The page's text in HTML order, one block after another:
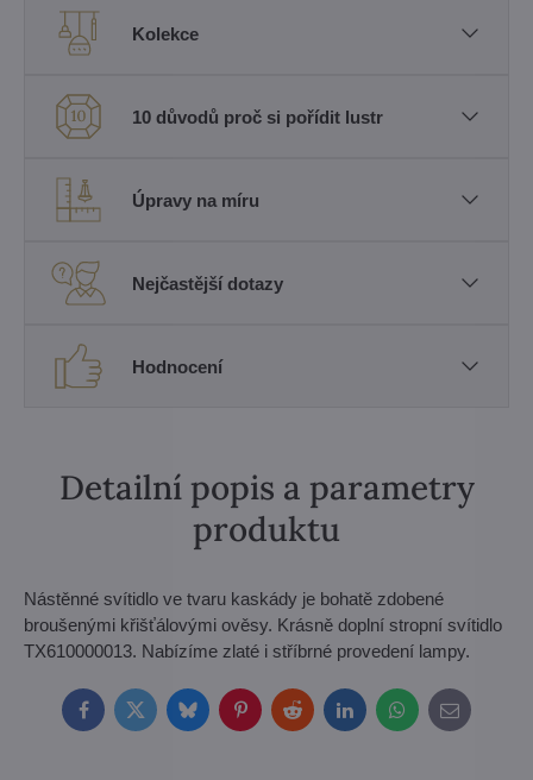
Kolekce
10 důvodů proč si pořídit lustr
Úpravy na míru
Nejčastější dotazy
Hodnocení
Detailní popis a parametry
produktu
Nástěnné svítidlo ve tvaru kaskády je bohatě zdobené
broušenými křišťálovými ověsy. Krásně doplní stropní svítidlo
TX610000013. Nabízíme zlaté i stříbrné provedení lampy.
FacebookTwitterBlueskyPinterestRedditLinkedInWhatsApp
E-
mail